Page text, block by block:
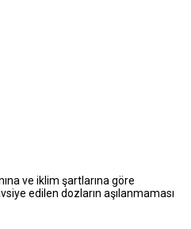
ve iklim şartlarına göre
edilen dozların aşılanmaması